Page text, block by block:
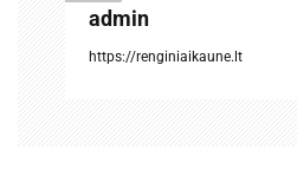
admin
https://renginiaikaune.lt